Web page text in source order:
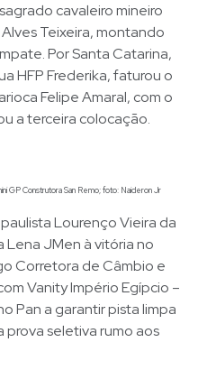
cavaleiro mineiro
Teixeira, montando
Por Santa Catarina,
HFP Frederika, faturou o
Felipe Amaral, com o
a terceira colocação.
GP Construtora San Remo; foto: Naideron Jr
Lourenço Vieira da
Lena JMen à vitória no
Corretora de Câmbio e
Vanity Império Egípcio –
Pan a garantir pista limpa
prova seletiva rumo aos